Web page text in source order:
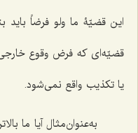
این قضیّۀ ما ولو فرضاً باید
قضیّه‌ای که فرض وقوع
یا تکذیب واقع نمی‌شود.
به‌عنوان‌مثال آیا ما